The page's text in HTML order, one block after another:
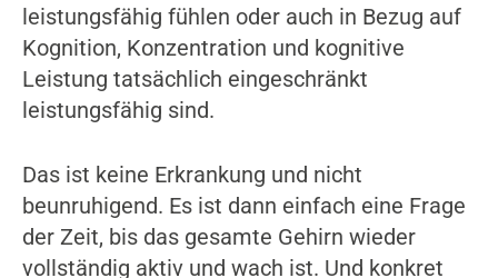
leistungsfähig fühlen oder auch in Bezug auf
Kognition, Konzentration und kognitive
Leistung tatsächlich eingeschränkt
leistungsfähig sind.
Das ist keine Erkrankung und nicht
beunruhigend. Es ist dann einfach eine Frage
der Zeit, bis das gesamte Gehirn wieder
vollständig aktiv und wach ist. Und konkret